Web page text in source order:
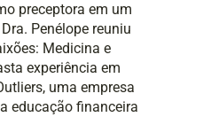
preceptora em um
Penélope reuniu
Medicina e
experiência em
uma empresa
educação financeira